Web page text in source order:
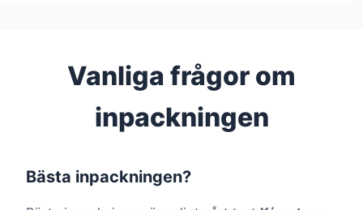
Vanliga frågor om
inpackningen
Bästa inpackningen?